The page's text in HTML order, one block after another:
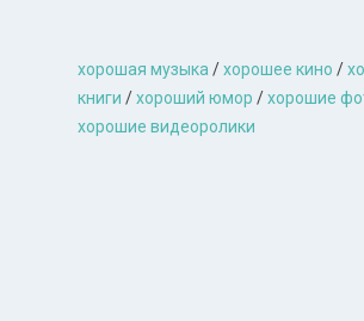
хорошая музыкa/хорошее кино /
книги /хороший юмор /хорошие
хорошие видеоролики